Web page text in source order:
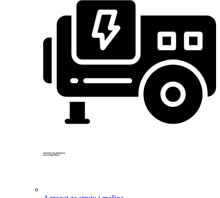
Created by Yogi Aprelliyanto
from the Noun Project